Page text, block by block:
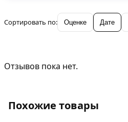
Сортировать по: Оценке Дате
Отзывов пока нет.
Похожие товары